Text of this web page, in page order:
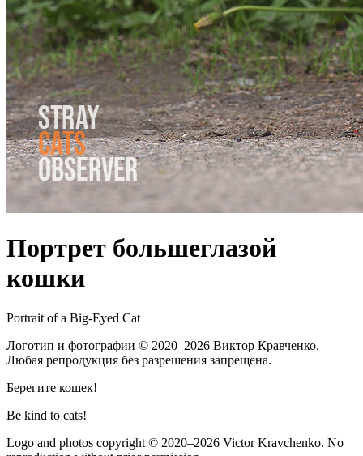
Портрет большеглазой
кошки
Portrait of a Big-Eyed Cat
Логотип и фотографии © 2020–2026 Виктор Кравченко.
Любая репродукция без разрешения запрещена.
Берегите кошек!
Be kind to cats!
Logo and photos copyright © 2020–2026 Victor Kravchenko. No